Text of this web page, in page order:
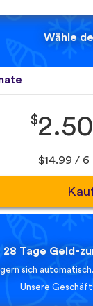
Wähle
$2.50
$14.99 / 6
28 Tage Geld-
sich
Unsere